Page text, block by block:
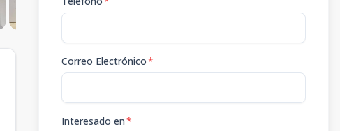
Correo Electrónico*
Interesado en*